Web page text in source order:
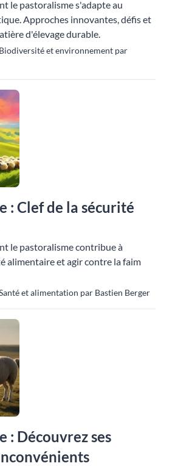
le pastoralisme s'adapte au
Approches innovantes, défis et
d'élevage durable.
et environnement par
: Clef de la sécurité
le pastoralisme contribue à
alimentaire et agir contre la faim
et alimentation par Bastien Berger
: Découvrez ses